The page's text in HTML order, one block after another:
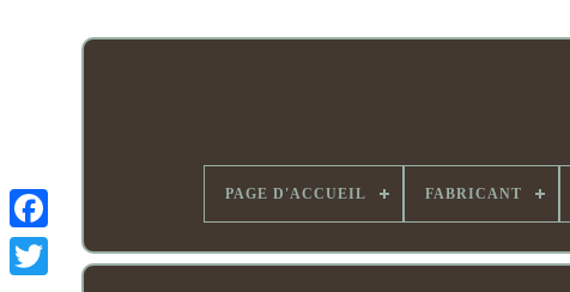
PAGE D'ACCUEIL FABRICANT